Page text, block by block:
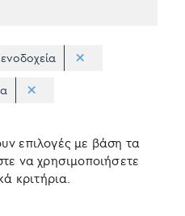
επιλογές με βάση τα
να χρησιμοποιήσετε
κριτήρια.